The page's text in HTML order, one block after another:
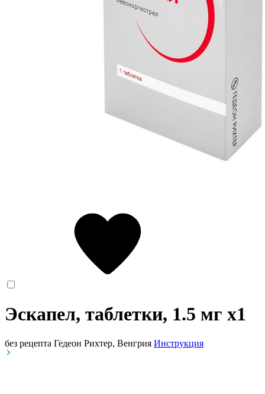
Эскапел, таблетки, 1.5 мг x1
без рецепта Гедеон Рихтер, Венгрия Инструкция